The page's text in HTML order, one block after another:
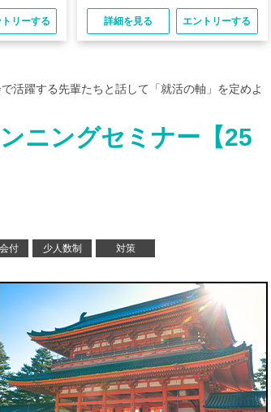
リーする 詳細を見る エントリーする
活躍する先輩たちと話して「就活の軸」を定めよ
ニングセミナー【25
付 少人数制 対策